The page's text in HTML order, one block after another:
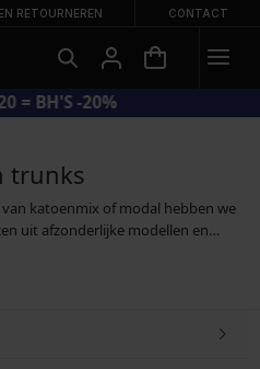
RETOURNEREN CONTACT
= BH'S -20%
trunks
katoenmix of modal hebben we
uit afzonderlijke modellen en
tailleband die nergens